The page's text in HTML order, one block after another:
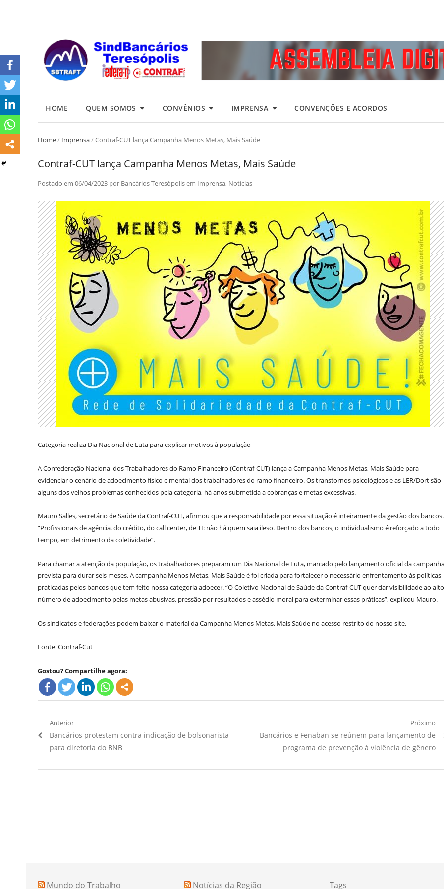
HOME QUEM SOMOS CONVÊNIOS IMPRENSA CONVENÇÕES E ACORDOS
Home/ Imprensa/Contraf-CUT lança Campanha Menos Metas, Mais Saúde
Contraf-CUT lança Campanha Menos Metas, Mais Saúde
Postado em 06/04/2023 por Bancários Teresópolisem Imprensa, Notícias
Categoria realiza Dia Nacional de Luta para explicar motivos à população
A Confederação Nacional dos Trabalhadores do Ramo Financeiro (Contraf-CUT) lança a Campanha Menos Metas, Mais Saúde para
evidenciar o cenário de adoecimento físico e mental dos trabalhadores do ramo financeiro. Os transtornos psicológicos e as LER/Dort são
alguns dos velhos problemas conhecidos pela categoria, há anos submetida a cobranças e metas excessivas.
Mauro Salles, secretário de Saúde da Contraf-CUT, afirmou que a responsabilidade por essa situação é inteiramente da gestão dos bancos.
“Profissionais de agência, do crédito, do call center, de TI: não há quem saia ileso. Dentro dos bancos, o individualismo é reforçado a todo
tempo, em detrimento da coletividade”.
Para chamar a atenção da população, os trabalhadores preparam um Dia Nacional de Luta, marcado pelo lançamento oficial da
prevista para durar seis meses. A campanha Menos Metas, Mais Saúde é foi criada para fortalecer o necessário enfrentamento às políticas
praticadas pelos bancos que tem feito nossa categoria adoecer. “O Coletivo Nacional de Saúde da Contraf-CUT quer dar visibilidade ao alto
número de adoecimento pelas metas abusivas, pressão por resultados e assédio moral para exterminar essas práticas”, explicou Mauro.
Os sindicatos e federações podem baixar o material da Campanha Menos Metas, Mais Saúde no acesso restrito do nosso site.
Fonte: Contraf-Cut
Gostou? Compartilhe agora:
Navegação
de
Anterior
Artigo
Anterior:
Bancários protestam contra indicação de bolsonarista
para diretoria do BNB
Próximo
Próximo
Bancários e Fenaban se reúnem para lançamento de
programa de prevenção à violência de gênero
Mundo do Trabalho Notícias da Região Tags